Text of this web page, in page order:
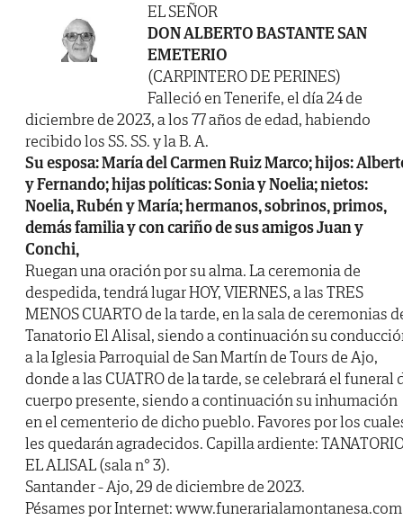
EL SEÑOR
DON ALBERTO BASTANTE SAN
EMETERIO
(CARPINTERO DE PERINES)
Falleció en Tenerife, el día 24 de
diciembre de 2023, a los 77 años de edad, habiendo
recibido los SS. SS. y la B. A.
Su esposa: María del Carmen Ruiz Marco; hijos:
y Fernando; hijas políticas: Sonia y Noelia; nietos:
Noelia, Rubén y María; hermanos, sobrinos, primos,
demás familia y con cariño de sus amigos Juan y
Conchi,
Ruegan una oración por su alma. La ceremonia de
despedida, tendrá lugar HOY, VIERNES, a las TRES
MENOS CUARTO de la tarde, en la sala de ceremonias
Tanatorio El Alisal, siendo a continuación su
a la Iglesia Parroquial de San Martín de Tours de Ajo,
donde a las CUATRO de la tarde, se celebrará el funeral
cuerpo presente, siendo a continuación su inhumación
en el cementerio de dicho pueblo. Favores por los
les quedarán agradecidos. Capilla ardiente:
EL ALISAL (sala n° 3).
Santander - Ajo, 29 de diciembre de 2023.
Pésames por Internet: www.funerarialamontanesa.com